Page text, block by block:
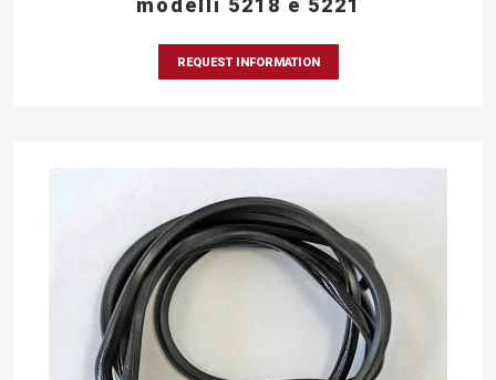
modelli 5218 e 5221
REQUEST INFORMATION